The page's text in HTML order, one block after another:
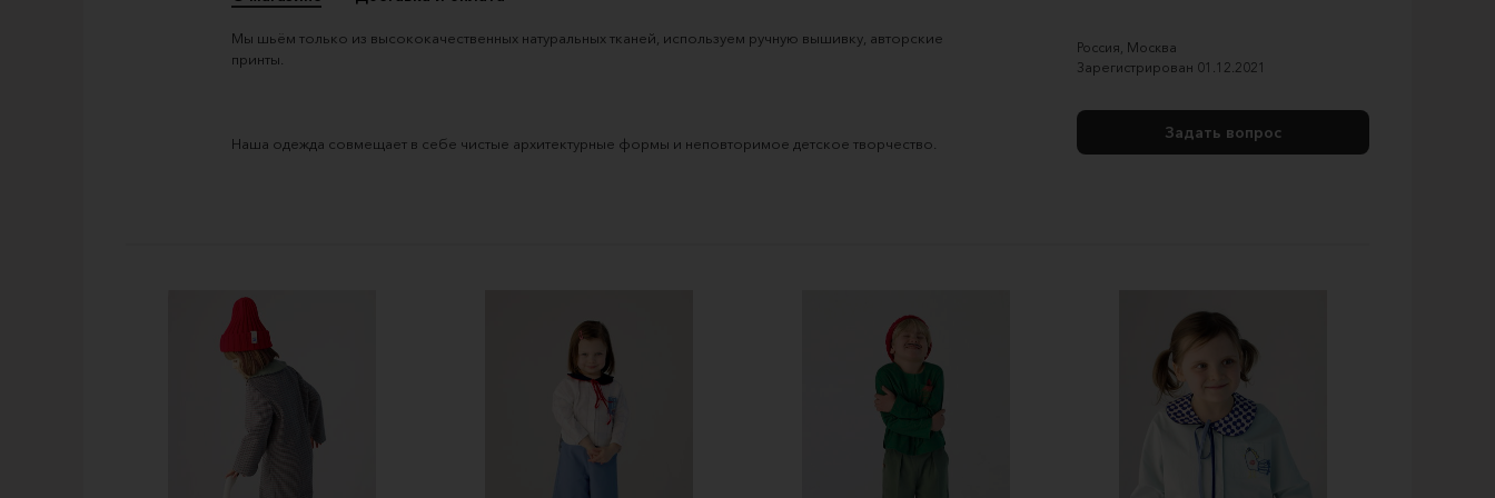
Россия, Москва
Зарегистрирован 01.12.2021
Задать вопрос
Мы шьём только из высококачественных натуральных тканей, используем ручную вышивку, авторские
Наша одежда совмещает в себе чистые архитектурные формы и неповторимое детское творчество.